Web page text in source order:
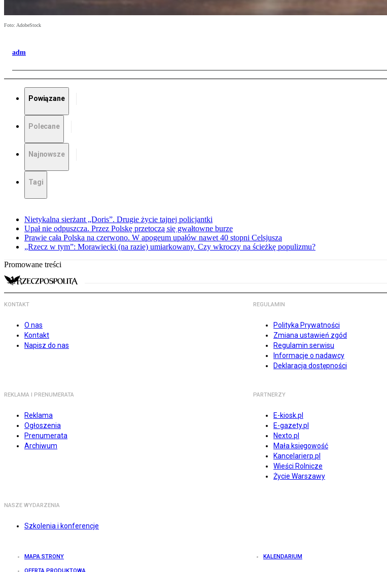
Foto: AdobeStock
adm
Powiązane
Polecane
Najnowsze
Tagi
Nietykalna sierżant „Doris”. Drugie życie tajnej policjantki
Upał nie odpuszcza. Przez Polskę przetoczą się gwałtowne burze
Prawie cała Polska na czerwono. W apogeum upałów nawet 40 stopni Celsjusza
„Rzecz w tym”: Morawiecki (na razie) umiarkowany. Czy wkroczy na ścieżkę populizmu?
Promowane treści
KONTAKT
O nas
Kontakt
Napisz do nas
REGULAMIN
Polityka Prywatności
Zmiana ustawień zgód
Regulamin serwisu
Informacje o nadawcy
Deklaracja dostępności
REKLAMA I PRENUMERATA
Reklama
Ogłoszenia
Prenumerata
Archiwum
PARTNERZY
E-kiosk.pl
E-gazety.pl
Nexto.pl
Mała księgowość
Kancelarierp.pl
Wieści Rolnicze
Życie Warszawy
NASZE WYDARZENIA
Szkolenia i konferencje
MAPA STRONY KALENDARIUM